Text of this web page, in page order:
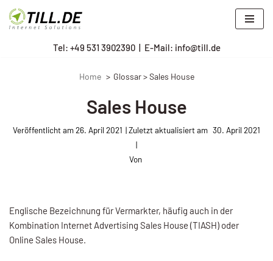
Zum
Tel: +49 531 3902390| E-Mail: info@till.de
Home Glossar > Sales House
Sales House
Veröffentlicht am26. April 2021 30. April 2021
Von
Englische Bezeichnung für Vermarkter, häu­fig auch in der
Kombination Internet Advertising Sales House (TIASH) oder
Online Sales House.